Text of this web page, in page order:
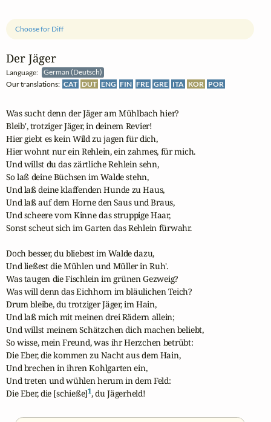
Der Jäger
Language:
German (Deutsch)
Our translations: CAT DUT ENG FIN FRE GRE ITA KOR POR
Choose for Diff
Was sucht denn der Jäger am Mühlbach hier?
Bleib', trotziger Jäger, in deinem Revier!
Hier giebt es kein Wild zu jagen für dich,
Hier wohnt nur ein Rehlein, ein zahmes, für mich.
Und willst du das zärtliche Rehlein sehn,
So laß deine Büchsen im Walde stehn,
Und laß deine klaffenden Hunde zu Haus,
Und laß auf dem Horne den Saus und Braus,
Und scheere vom Kinne das struppige Haar,
Sonst scheut sich im Garten das Rehlein fürwahr.
Doch besser, du bliebest im Walde dazu,
Und ließest die Mühlen und Müller in Ruh'.
Was taugen die Fischlein im grünen Gezweig?
Was will denn das Eichhorn im bläulichen Teich?
Drum bleibe, du trotziger Jäger, im Hain,
Und laß mich mit meinen drei Rädern allein;
Und willst meinem Schätzchen dich machen beliebt,
So wisse, mein Freund, was ihr Herzchen betrübt:
Die Eber, die kommen zu Nacht aus dem Hain,
Und brechen in ihren Kohlgarten ein,
Und treten und wühlen herum in dem Feld:
Die Eber, die [schieße]1, du Jägerheld!